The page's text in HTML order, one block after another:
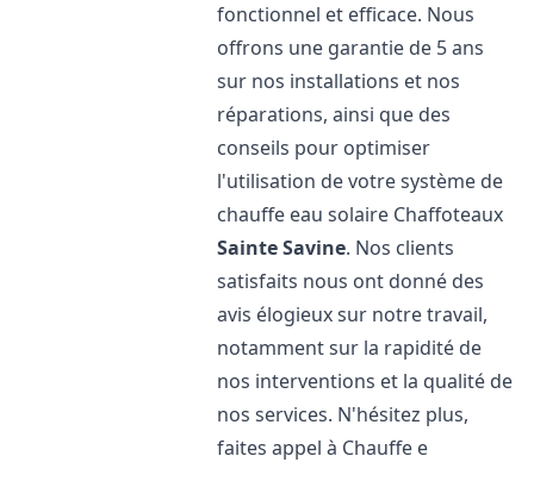
fonctionnel et efficace. Nous
offrons une garantie de 5 ans
sur nos installations et nos
réparations, ainsi que des
conseils pour optimiser
l'utilisation de votre système de
chauffe eau solaire Chaffoteaux
Sainte Savine. Nos clients
satisfaits nous ont donné des
avis élogieux sur notre travail,
notamment sur la rapidité de
nos interventions et la qualité de
nos services. N'hésitez plus,
faites appel à Chauffe e